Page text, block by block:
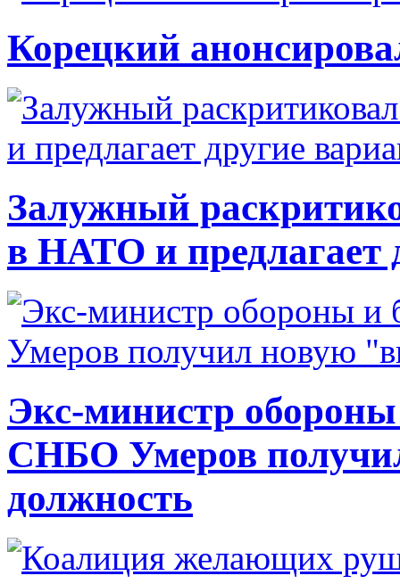
Корецкий
Залужный
в НАТО и предлагает
Экс-министр
СНБО Умеров
должность